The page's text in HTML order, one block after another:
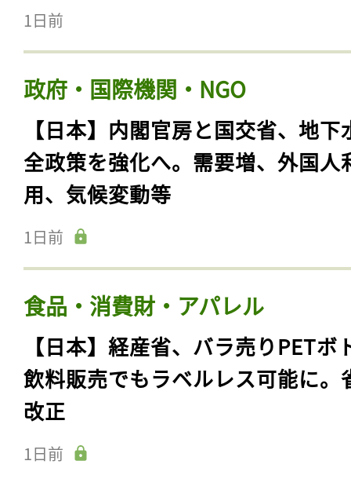
1日前
政府・国際機関・NGO
【日本】内閣官房と国交省、地下
全政策を強化へ。需要増、外国人
用、気候変動等
1日前
食品・消費財・アパレル
【日本】経産省、バラ売りPETボ
飲料販売でもラベルレス可能に。
改正
1日前